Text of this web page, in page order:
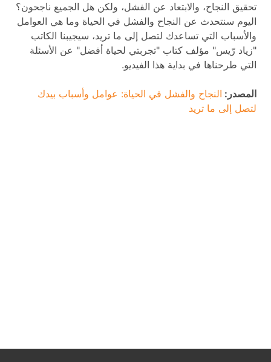
تحقيق النجاح، والابتعاد عن الفشل، ولكن هل الجميع ناجحون؟
اليوم سنتحدث عن النجاح والفشل في الحياة وما هي العوامل
والأسباب التي تساعدك لتصل إلى ما تريد، سيجيبنا الكاتب
"زياد رّيس" مؤلف كتاب "تجربتي لحياة أفضل" عن الأسئلة
التي طرحناها في بداية هذا الفيديو.
المصدر: النجاح والفشل في الحياة: عوامل وأسباب بيدك
لتصل إلى ما تريد